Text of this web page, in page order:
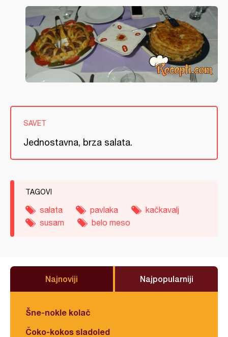
SAVET
Jednostavna, brza salata.
TAGOVI
salata pavlaka
kačkavalj
susam
belo meso
Najnoviji Najpopularniji
Šne-nokle kolač
Čoko-kokos sladoled